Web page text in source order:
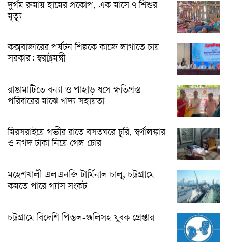
দুর্গম রুমায় হামের প্রকোপ, এক মাসে ৭ শিশুর
মৃত্যু
কক্সবাজারের পর্যটন শিল্পকে কাজে লাগাতে চায়
সরকার: স্বরাষ্ট্রমন্ত্রী
রাঙামাটিতে বন্যা ও পাহাড় ধসে ক্ষতিগ্রস্ত
পরিবারের মাঝে খাদ্য সহায়তা
মিরসরাইয়ে গভীর রাতে বসতঘরে চুরি, স্বর্ণালঙ্কার
ও নগদ টাকা নিয়ে গেল চোর
মহেশখালী এলএনজি টার্মিনাল চালু, চট্টগ্রামে
কমতে পারে গ্যাস সংকট
চট্টগ্রামে বিদেশি পিস্তল-গুলিসহ যুবক গ্রেপ্তার